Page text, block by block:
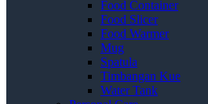
Food Container
Food Slicer
Food Warmer
Mug
Spatula
Timbangan Kue
Water Tank